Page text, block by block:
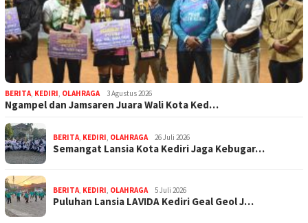
BERITA KEDIRI OLAHRAGA 3 Agustus 2026
Ngampel dan Jamsaren Juara Wali Kota Ked…
BERITA KEDIRI OLAHRAGA 26 Juli 2026
Semangat Lansia Kota Kediri Jaga Kebugar…
BERITA KEDIRI OLAHRAGA 5 Juli 2026
Puluhan Lansia LAVIDA Kediri Geal Geol J…